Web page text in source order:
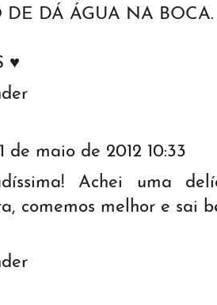
DE DÁ ÁGUA NA BOCA.
♥
de maio de 2012 10:33
Achei uma
comemos melhor e sai